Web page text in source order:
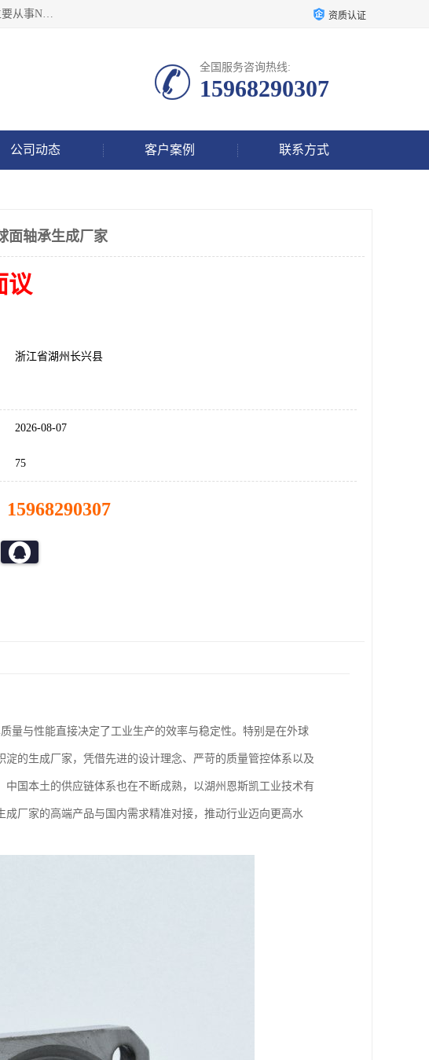
湖州恩斯凯工业技术有限公司位于湖州长兴，公司作为机械零部件以及多个品牌工业零配件专业集成供应商。本公司主要从事NSK进口轴承、SKF进口轴承、FAG进口轴承、NTN进口轴承、国产轴承：ZWZ、HRB、C&U轴承外球面轴承、导轨、丝杠、滑块、 润滑油、工业皮带及其他工业零部件的销售. 资质认证
全国服务咨询热线:
15968290307
公司动态 客户案例 联系方式
面轴承生成厂家
议
浙江省湖州长兴县
2026-08-07
75
15968290307
量与性能直接决定了工业生产的效率与稳定性。特别是在外球
的生成厂家，凭借先进的设计理念、严苛的质量管控体系以及
国本土的供应链体系也在不断成熟，以湖州恩斯凯工业技术有
厂家的高端产品与国内需求精准对接，推动行业迈向更高水